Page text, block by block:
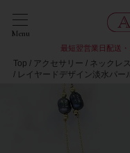
Menu
最短翌営業日配送
Top アクセサリー
ネックレス
レイヤードデザイン淡水パ